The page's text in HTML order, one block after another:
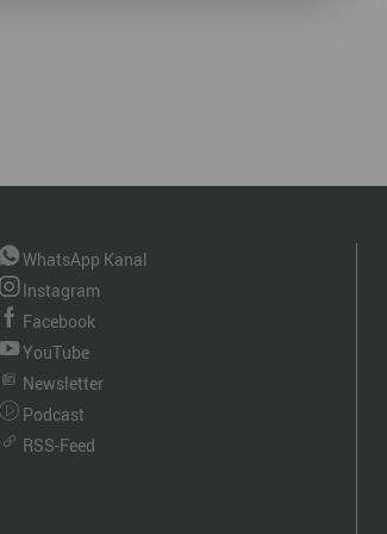
WhatsApp Kanal
Instagram
Facebook
YouTube
Newsletter
Podcast
RSS-Feed